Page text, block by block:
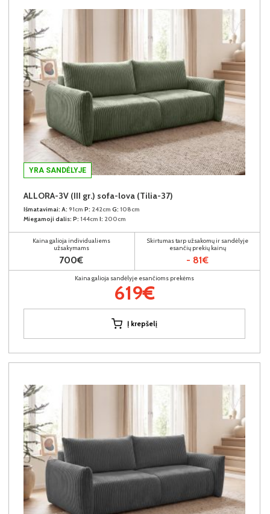
YRA SANDĖLYJE
ALLORA-3V (III gr.) sofa-lova (Tilia-37)
Išmatavimai: A: 91cm P: 242cm G: 108cm
Miegamoji dalis: P: 144cm I: 200cm
Kaina galioja individualiems
užsakymams
700€
Skirtumas tarp užsakomų ir sandėlyje
esančių prekių kainų
- 81€
Kaina galioja sandėlyje esančioms prekėms
619€
Į krepšelį